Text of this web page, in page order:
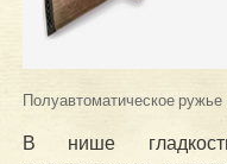
Полуавтоматическое
В нише